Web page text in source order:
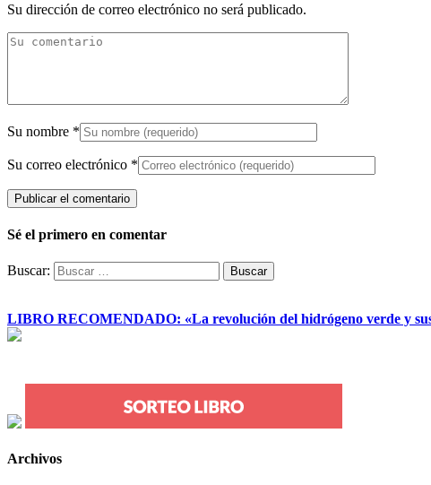
Su dirección de correo electrónico no será publicado.
Su nombre *
Su correo electrónico *
Sé el primero en comentar
Buscar:
LIBRO RECOMENDADO: «La revolución del hidrógeno verde y
Archivos